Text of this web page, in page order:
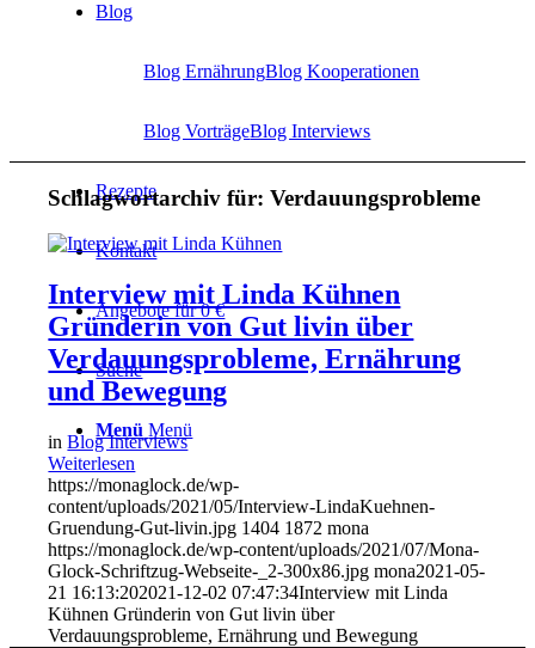
Blog
Blog ErnährungBlog Kooperationen
Blog VorträgeBlog Interviews
Rezepte
Kontakt
Angebote für 0 €
Suche
Menü Menü
Schlagwortarchiv für:Verdauungsprobleme
Interview mit Linda Kühnen
Gründerin von Gut livin über
Verdauungsprobleme, Ernährung
und Bewegung
inBlog Interviews
Weiterlesen
https://monaglock.de/wp-
content/uploads/2021/05/Interview-LindaKuehnen-
Gruendung-Gut-livin.jpg 1404 1872 mona
https://monaglock.de/wp-content/uploads/2021/07/Mona-
Glock-Schriftzug-Webseite-_2-300x86.jpg mona2021-05-
21 16:13:202021-12-02 07:47:34Interview mit Linda
Kühnen Gründerin von Gut livin über
Verdauungsprobleme, Ernährung und Bewegung